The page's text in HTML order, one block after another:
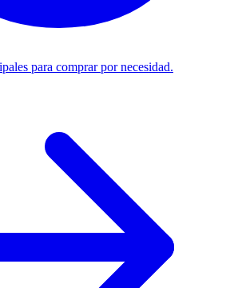
para comprar por necesidad.